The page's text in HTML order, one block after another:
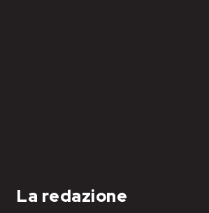
La redazione